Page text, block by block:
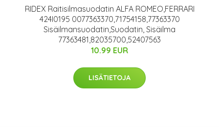
RIDEX Raitisilmasuodatin ALFA ROMEO,FERRARI
424I0195 0077363370,71754158,77363370
Sisäilmansuodatin,Suodatin, Sisäilma
77363481,82035700,52407563
10.99 EUR
LISÄTIETOJA